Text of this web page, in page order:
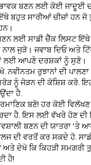
ਬਣਨ ਲਈ ਕੋਈ ਜਾਦੂਈ
ਬਹੁਤ ਸਾਰੀਆਂ ਚੀਜ਼ਾਂ ਹਨ
ਲਈ ਸਾਡੀ ਚੈੱਕ ਲਿਸਟ
ਜੁੜੋ। ਜਵਾਬ ਦਿਓ ਅਤੇ
ਲਈ ਆਪਣੇ ਦਰਸ਼ਕਾਂ ਨੂੰ ਸੁਣੋ।
ਨਵੀਨਤਮ ਰੁਝਾਨਾਂ ਦੀ
ਨੂੰ ਜੋੜਨ ਦੀ ਕੋਸ਼ਿਸ਼ ਕਰੋ.
ਹੈ.
ਬਣੋ! ਹਰ ਕੋਈ
ਹੈ. ਇਸ ਲਈ ਵੱਖਰੇ ਹੋਣ ਦੀ
ਬਣਨ ਦੀ ਯਾਤਰਾ 'ਤੇ
ਦੀ ਵਰਤੋਂ ਕਰ ਸਕਦੇ ਹੋ.
ਦੇਖੋ ਕਿ ਕਿਹੜੀ ਸਮਗਰੀ
ਹੈ!